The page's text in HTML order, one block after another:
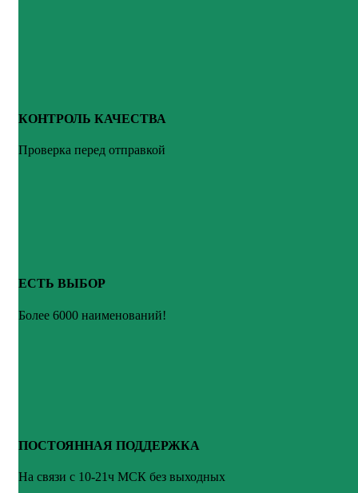
КОНТРОЛЬ КАЧЕСТВА
Проверка перед отправкой
ЕСТЬ ВЫБОР
Более 6000 наименований!
ПОСТОЯННАЯ ПОДДЕРЖКА
На связи с 10-21ч МСК без выходных